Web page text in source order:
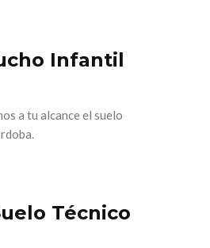
Infantil
a tu alcance el suelo
Técnico